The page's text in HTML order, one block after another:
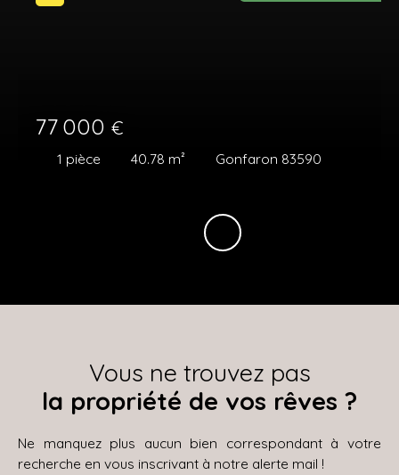
77 000 €
1 pièce 40.78 m² Gonfaron 83590
Vous ne trouvez pas
la propriété de vos rêves ?
Ne manquez plus aucun bien correspondant à votre
recherche en vous inscrivant à notre alerte mail !